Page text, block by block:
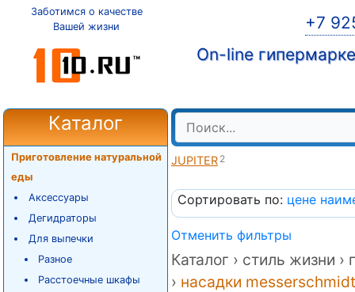
Заботимся о качестве
Вашей жизни
+7
On-line
Каталог
Приготовление натуральной
еды
Аксессуары
Дегидраторы
Для выпечки
Разное
Расстоечные шкафы
JUPITER 2
Сортировать по: цене
Отменить фильтры
Каталог › стиль жизни ›
› насадки messerschmidt